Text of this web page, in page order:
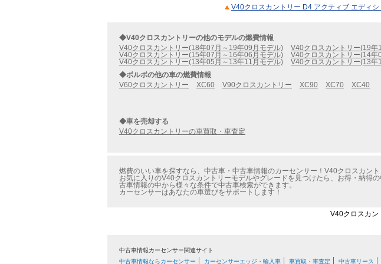
V40クロスカントリー D4 アクティブ エディ
◆V40クロスカントリーの他のモデルの燃費情報
V40クロスカントリー(18年07月～19年09月モデル)
V40クロスカントリー(19
V40クロスカントリー(15年07月～16年06月モデル)
V40クロスカントリー(14
V40クロスカントリー(13年05月～13年11月モデル)
V40クロスカントリー(13
◆ボルボの他の車の燃費情報
V60クロスカントリー
XC60 V90クロスカントリー XC90 XC70 XC40
◆車を売却する
V40クロスカントリーの車買取・車査定
燃費のいい車を探すなら、中古車・中古車情報のカーセンサー！V40クロスカン
お気に入りのV40クロスカントリーモデルやグレードを見つけたら、お得・納得
古車情報の中から様々な条件で中古車検索ができます。
カーセンサーはあなたの車選びをサポートします！
V40クロスカン
中古車情報カーセンサー関連サイト
中古車情報ならカーセンサー
カーセンサーエッジ・輸入車 車買取・車査定 中古車リース